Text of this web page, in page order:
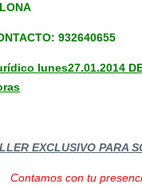
932640655
lunes27.01.2014
EXCLUSIVO PARA
Contamos con tu